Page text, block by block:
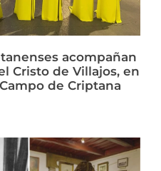
acompañan
Cristo de Villajos, en
de Criptana